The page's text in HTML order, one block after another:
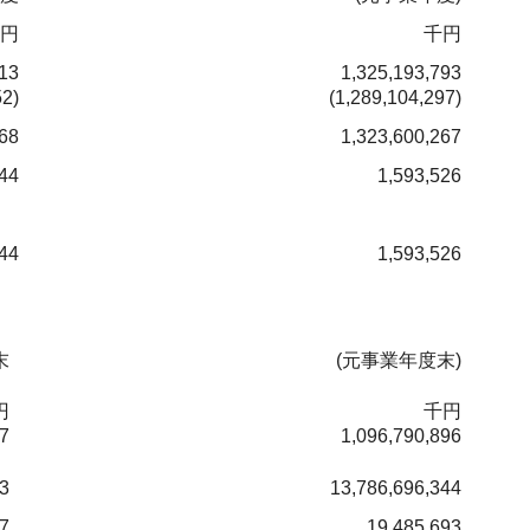
千円
1,325,193,793
(1,289,104,297)
1,323,600,267
1,593,526
1,593,526
(元事業年度末)
千円
1,096,790,896
13,786,696,344